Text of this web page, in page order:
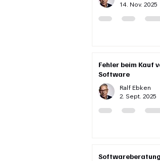
14. Nov. 2025
Fehler beim Kauf
Software
Ralf Ebken
2. Sept. 2025